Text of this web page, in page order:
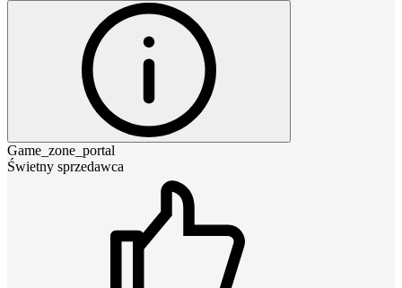
Game_zone_portal
Świetny sprzedawca